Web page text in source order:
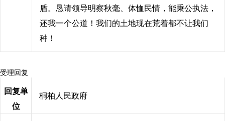
盾。恳请领导明察秋毫、体恤民情，能秉公执法，
还我一个公道！我们的土地现在荒着都不让我们
种！
受理回复
回复单
位
桐柏人民政府